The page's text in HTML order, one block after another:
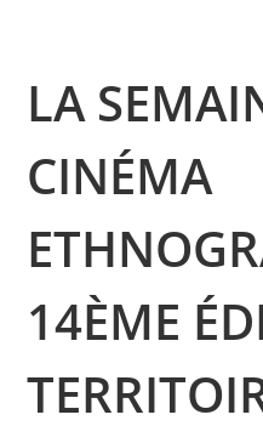
LA
CINÉMA
14ÈME